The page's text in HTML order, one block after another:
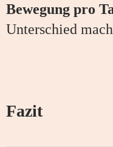
Bewegung pro
Unterschied
Fazit